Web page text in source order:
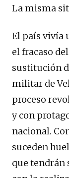
La misma
El país vivía
el fracaso
sustitución
militar de
proceso
y con
nacional.
suceden
que tendrán